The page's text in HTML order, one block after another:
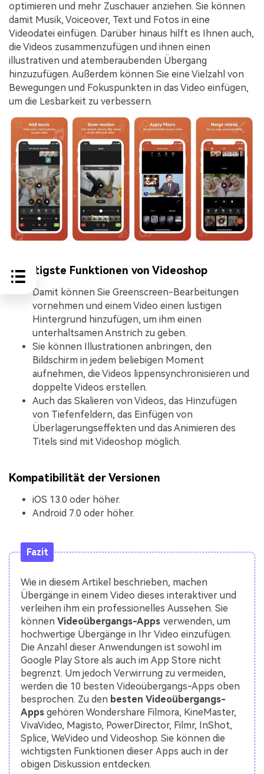
optimieren und mehr Zuschauer anziehen. Sie können
damit Musik, Voiceover, Text und Fotos in eine
Videodatei einfügen. Darüber hinaus hilft es Ihnen auch,
die Videos zusammenzufügen und ihnen einen
illustrativen und atemberaubenden Übergang
hinzuzufügen. Außerdem können Sie eine Vielzahl von
Bewegungen und Fokuspunkten in das Video einfügen,
um die Lesbarkeit zu verbessern.
Wichtigste Funktionen von Videoshop
Damit können Sie Greenscreen-Bearbeitungen
vornehmen und einem Video einen lustigen
Hintergrund hinzufügen, um ihm einen
unterhaltsamen Anstrich zu geben.
Sie können Illustrationen anbringen, den
Bildschirm in jedem beliebigen Moment
aufnehmen, die Videos lippensynchronisieren und
doppelte Videos erstellen.
Auch das Skalieren von Videos, das Hinzufügen
von Tiefenfeldern, das Einfügen von
Überlagerungseffekten und das Animieren des
Titels sind mit Videoshop möglich.
Kompatibilität der Versionen
iOS 13.0 oder höher.
Android 7.0 oder höher.
Fazit
Wie in diesem Artikel beschrieben, machen
Übergänge in einem Video dieses interaktiver und
verleihen ihm ein professionelles Aussehen. Sie
können Videoübergangs-Apps verwenden, um
hochwertige Übergänge in Ihr Video einzufügen.
Die Anzahl dieser Anwendungen ist sowohl im
Google Play Store als auch im App Store nicht
begrenzt. Um jedoch Verwirrung zu vermeiden,
werden die 10 besten Videoübergangs-Apps oben
besprochen. Zu den besten Videoübergangs-
Apps gehören Wondershare Filmora, KineMaster,
VivaVideo, Magisto, PowerDirector, Filmr, InShot,
Splice, WeVideo und Videoshop. Sie können die
wichtigsten Funktionen dieser Apps auch in der
obigen Diskussion entdecken.